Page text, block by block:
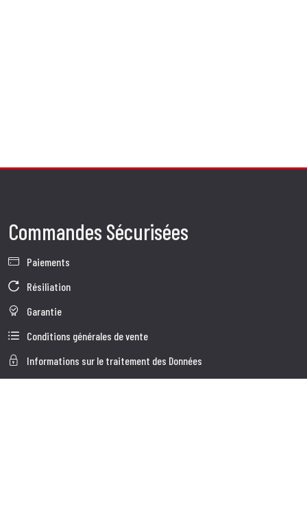
Commandes Sécurisées
Paiements
Résiliation
Garantie
Conditions générales de vente
Informations sur le traitement des Données